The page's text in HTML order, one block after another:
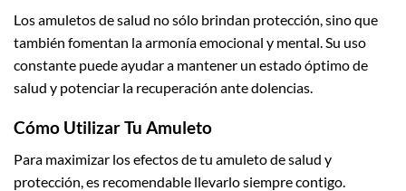
Los amuletos de salud no sólo brindan protección, sino que
también fomentan la armonía emocional y mental. Su uso
constante puede ayudar a mantener un estado óptimo de
salud y potenciar la recuperación ante dolencias.
Cómo Utilizar Tu Amuleto
Para maximizar los efectos de tu amuleto de salud y
protección, es recomendable llevarlo siempre contigo.